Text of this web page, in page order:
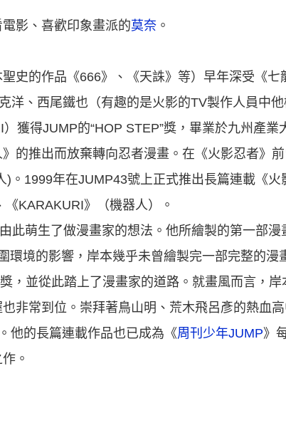
影、喜歡印象畫派的莫奈 。
史的作品《666》、《天誅》等）早年深受《七
洋、西尾鐵也（有趣的是火影的TV製作人員中
獲得JUMP的“HOP STEP”獎，畢業於九州產業
的推出而放棄轉向忍者漫畫。在《火影忍者》
。1999年在JUMP43號上正式推出長篇連載《火
KARAKURI》（機器人）。
此萌生了做漫畫家的想法。他所繪製的第一部
環境的影響，岸本幾乎未曾繪製完一部完整的漫
，並從此踏上了漫畫家的道路。就畫風而言，
非常到位。崇拜著鳥山明、荒木飛呂彥的熱血
他的長篇連載作品也已成為《周刊少年JUMP》
。